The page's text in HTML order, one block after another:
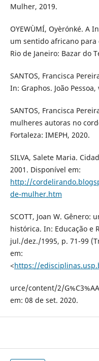
Mulher, 2019.
OYEWÙMÍ, Oyèrónké. A
um sentido africano
Rio de Janeiro: Bazar do
SANTOS, Francisca
In: Graphos. João
SANTOS, Francisca
mulheres autoras no
Fortaleza: IMEPH, 2020.
SILVA, Salete Maria.
2001. Disponível em:
http://
de-mulher.htm
SCOTT, Joan W.
histórica. In: Educação e
jul./dez./1995, p. 71-99
em:
<https://
urce/content/2/
em: 08 de set. 2020.